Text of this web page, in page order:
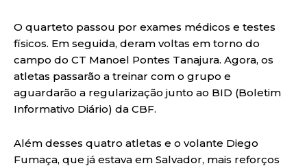
O quarteto passou por exames médicos e testes
físicos. Em seguida, deram voltas em torno do
campo do CT Manoel Pontes Tanajura. Agora, os
atletas passarão a treinar com o grupo e
aguardarão a regularização junto ao BID (Boletim
Informativo Diário) da CBF.
Além desses quatro atletas e o volante Diego
Fumaça, que já estava em Salvador, mais reforços